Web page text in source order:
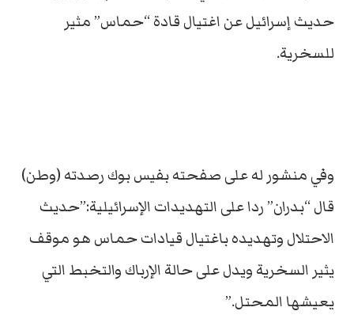
حديث إسرائيل عن اغتيال قادة “حماس” مثير
للسخرية.
وفي منشور له على صفحته بفيس بوك رصدته (وطن)
قال “بدران” ردا على التهديدات الإسرائيلية:”حديث
الاحتلال وتهديده باغتيال قيادات حماس هو موقف
يثير السخرية ويدل على حالة الإرباك والتخبط التي
يعيشها المحتل.”